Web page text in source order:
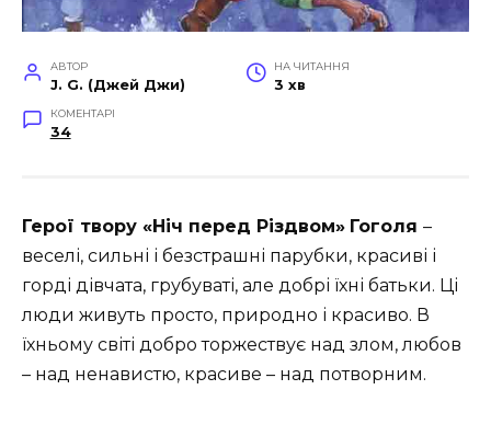
АВТОР
J. G. (Джей Джи)
НА ЧИТАННЯ
3 хв
КОМЕНТАРІ
34
Герої твору «Ніч перед Різдвом» Гоголя –
веселі, сильні і безстрашні парубки, красиві і
горді дівчата, грубуваті, але добрі їхні батьки. Ці
люди живуть просто, природно і красиво. В
їхньому світі добро торжествує над злом, любов
– над ненавистю, красиве – над потворним.